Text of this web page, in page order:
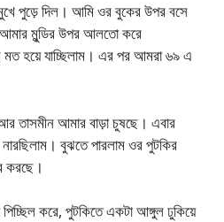
পুড়ে দিল। আমি ওর বুকের উপর বসে
আমার মুন্ডির উপর আলতো করে
হয়ে যাচ্ছিলাম। এর পর আমরা ৬৯ এ
তাসমীন আমার বাড়া চুষছে। এবার
বুঝতে পারলাম ওর পুটকির
করছে।
করে, পুটকিতে একটা আঙ্গুল ঢুকিয়ে